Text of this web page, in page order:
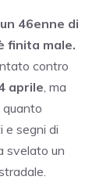
46enne di
finita male.
contro
aprile , ma
e segni di
svelato un